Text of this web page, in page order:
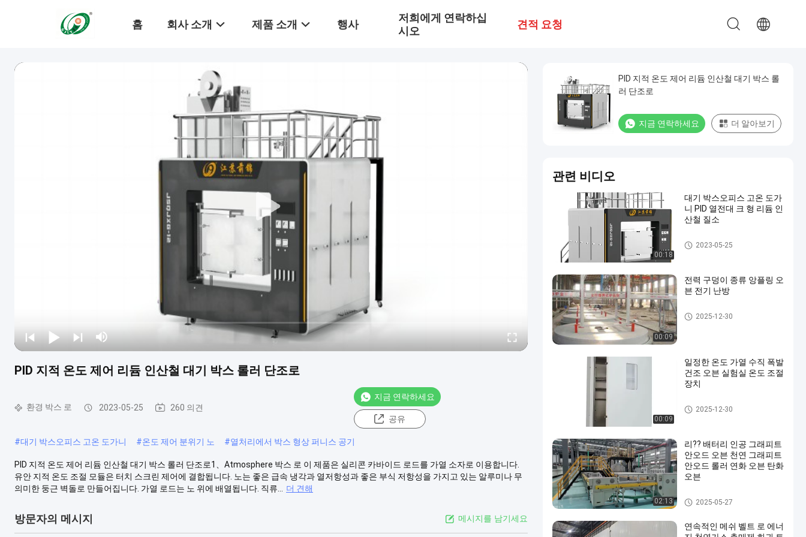
홈 회사 소개 제품 소개 행사
저희에게 연락하십
시오
견적 요청
PID 지적 온도 제어 리듐 인산철 대기 박스 롤러 단조로
환경 박스 로 2023-05-25 260 의견
지금 연락하세요
공유
#대기 박스오피스 고온 도가니 #온도 제어 분위기 노 #열처리에서 박스 형상 퍼니스 공기
PID 지적 온도 제어 리듐 인산철 대기 박스 롤러 단조로1、Atmosphere 박스 로 이 제품은 실리콘 카바이드 로드를 가열 소자로 이용합니다.
유안 지적 온도 조절 모듈은 터치 스크린 제어에 결합됩니다. 노는 좋은 급속 냉각과 열저항성과 좋은 부식 저항성을 가지고 있는 알루미나 무
의미한 둥근 벽돌로 만들어집니다. 가열 로드는 노 위에 배열됩니다. 직류...
더 견해
방문자의 메시지 메시지를 남기세요
PID 지적 온도 제어 리듐 인산철 대기 박스 롤
러 단조로
지금 연락하세요 더 알아보기
관련 비디오
00:18
대기 박스오피스 고온 도가
니 PID 열전대 크 형 리듐 인
산철 질소
환경 박스 로
2023-05-25
00:09
전력 구덩이 종류 앙플링 오
븐 전기 난방
열처리 용광로
2025-12-30
00:09
일정한 온도 가열 수직 폭발
건조 오븐 실험실 온도 조절
장치
건조 오븐
2025-12-30
02:13
리?? 배터리 인공 그래피트
안오드 오븐 천연 그래피트
안오드 롤러 연화 오븐 탄화
오븐
롤러 단조로
2025-05-27
연속적인 메쉬 벨트 로 에너